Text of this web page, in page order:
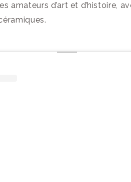
amateurs d’art et d’histoire,